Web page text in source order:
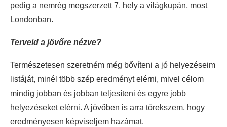
pedig a nemrég megszerzett 7. hely a világkupán, most
Londonban.
Terveid a jövőre nézve?
Természetesen szeretném még bővíteni a jó helyezéseim
listáját, minél több szép eredményt elérni, mivel célom
mindig jobban és jobban teljesíteni és egyre jobb
helyezéseket elérni. A jövőben is arra törekszem, hogy
eredményesen képviseljem hazámat.